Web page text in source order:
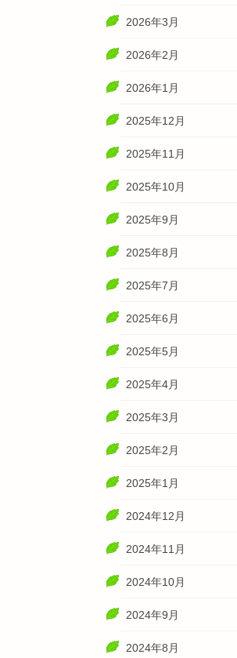
2026年3月
2026年2月
2026年1月
2025年12月
2025年11月
2025年10月
2025年9月
2025年8月
2025年7月
2025年6月
2025年5月
2025年4月
2025年3月
2025年2月
2025年1月
2024年12月
2024年11月
2024年10月
2024年9月
2024年8月